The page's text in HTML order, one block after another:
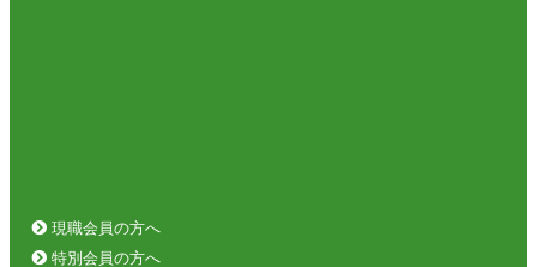
現職会員の方へ
特別会員の方へ